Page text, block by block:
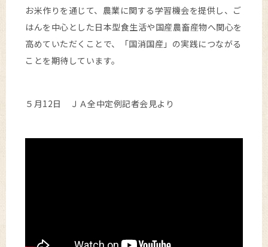
お米作りを通じて、農業に関する学習機会を提供し、ご
はんを中心とした日本型食生活や国産農畜産物へ関心を
高めていただくことで、「国消国産」の実践につながる
ことを期待しています。
５月12日 ＪＡ全中定例記者会見より